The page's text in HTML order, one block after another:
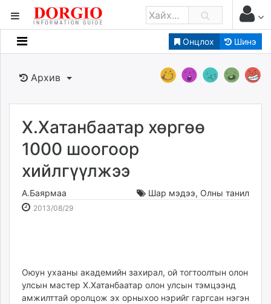
Онцлох Шинэ
Мэдээллийн
Банк санхүү
Бизнес ААН
Төрийн
dorgio.mn
Gogo.mn
caak.mn
ikon.mn
mnb.mn
Архив
Х.Хатанбаатар хөргөө
1000 шоогоор
хийлгүүлжээ
А.Баярмаа Шар мэдээ, Олны танил
2013/08/292013-
2026-
Оюун ухааны академийн захирал, ой тогтоолтын олон
улсын мастер Х.Хатанбаатар олон улсын тэмцээнд
амжилттай оролцож эх орныхоо нэрийг гаргсан нэгэн